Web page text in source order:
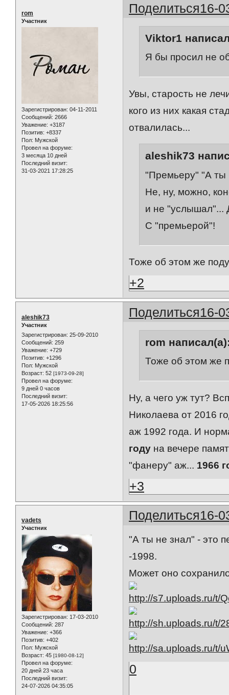
Поделиться16-
rom
Участник
Зарегистрирован: 04-11-2011
Сообщений: 2666
Уважение: +3187
Позитив: +8337
Пол: Мужской
Провел на форуме:
3 месяца 10 дней
Последний визит:
31-03-2021 17:28:25
Viktor1
Я бы просил не
Увы, старость не
кого из них какая
отвалилась...
aleshik73
"Премьеру" "А ты
Не, ну, можно,
и не "услышал"...
С "премьерой"!
Тоже об этом же
+2
Поделиться16-
aleshik73
Участник
Зарегистрирован: 25-09-2010
Сообщений: 259
Уважение: +729
Позитив: +1296
Пол: Мужской
Возраст: 52 [1973-09-28]
Провел на форуме:
9 дней 0 часов
Последний визит:
17-05-2026 18:25:56
rom
Тоже об этом же
Ну, а чего уж тут?
Николаева от 2016
аж 1992 года. И
году на вечере
"фанеру" аж... 1966
+3
Поделиться16-
vadets
Участник
Зарегистрирован: 17-03-2010
Сообщений: 287
Уважение: +366
Позитив: +402
Пол: Мужской
Возраст: 45 [1980-08-12]
Провел на форуме:
20 дней 23 часа
Последний визит:
24-07-2026 04:35:05
"А ты не знал" - это
-1998.
Может оно
0